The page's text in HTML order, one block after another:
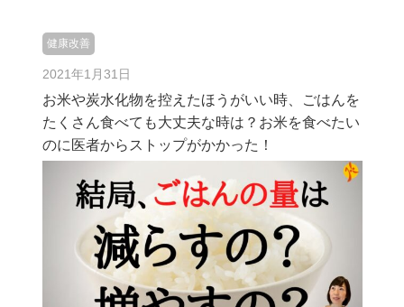
健康改善
2021年1月31日
お米や炭水化物を控えたほうがいい時、ごはんを
たくさん食べても大丈夫な時は？お米を食べたい
のに医者からストップがかかった！